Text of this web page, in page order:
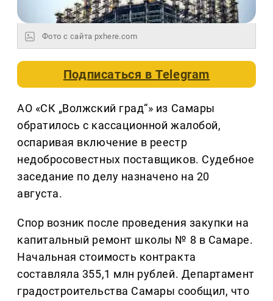
Фото с сайта pxhere.com
Подписаться вTelegram
АО «СК „Волжский град“» из Самары
обратилось с кассационной жалобой,
оспаривая включение в реестр
недобросовестных поставщиков. Судебное
заседание по делу назначено на 20
августа.
Спор возник после проведения закупки на
капитальный ремонт школы № 8 в Самаре.
Начальная стоимость контракта
составляла 355,1 млн рублей. Департамент
градостроительства Самары сообщил, что